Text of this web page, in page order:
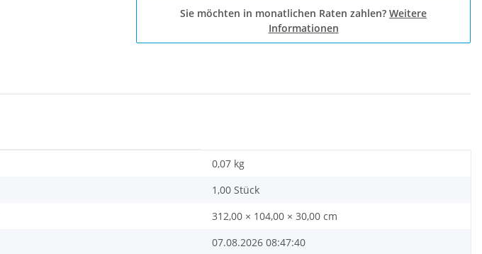
Sie möchten in monatlichen Raten zahlen? Weitere
Informationen
0,07 kg
1,00 Stück
312,00 × 104,00 × 30,00 cm
07.08.2026 08:47:40